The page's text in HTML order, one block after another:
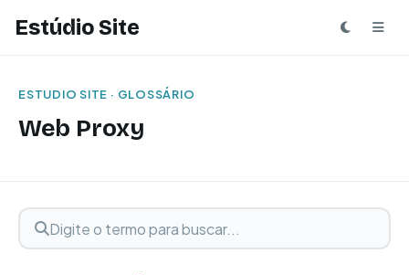
Estúdio Site
ESTUDIO SITE · GLOSSÁRIO
Web Proxy
Buscar termo
Digite o termo para buscar